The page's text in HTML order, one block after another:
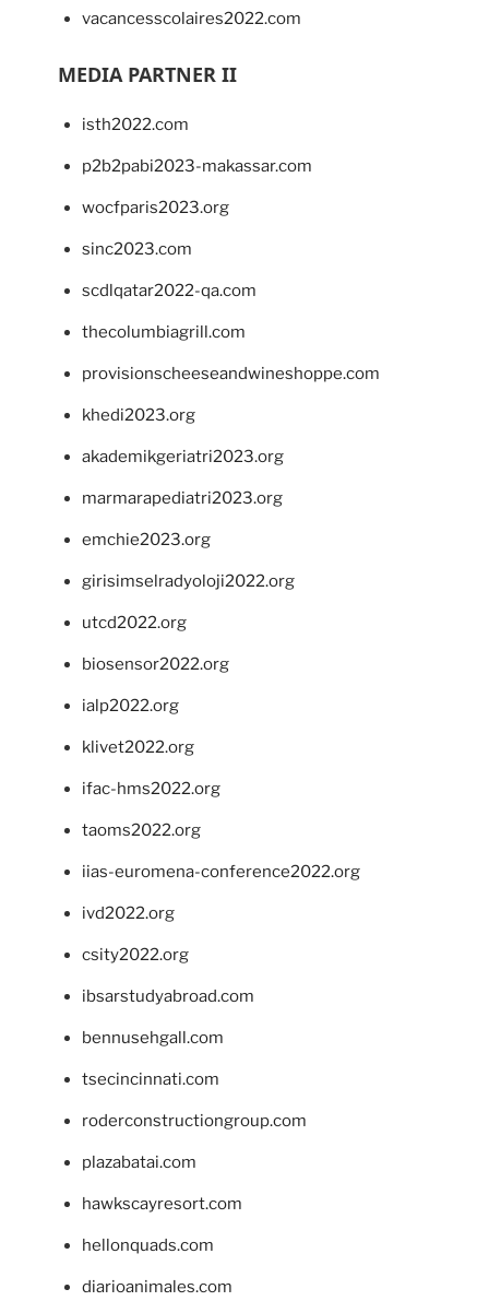
vacancesscolaires2022.com
MEDIA PARTNER II
isth2022.com
p2b2pabi2023-makassar.com
wocfparis2023.org
sinc2023.com
scdlqatar2022-qa.com
thecolumbiagrill.com
provisionscheeseandwineshoppe.com
khedi2023.org
akademikgeriatri2023.org
marmarapediatri2023.org
emchie2023.org
girisimselradyoloji2022.org
utcd2022.org
biosensor2022.org
ialp2022.org
klivet2022.org
ifac-hms2022.org
taoms2022.org
iias-euromena-conference2022.org
ivd2022.org
csity2022.org
ibsarstudyabroad.com
bennusehgall.com
tsecincinnati.com
roderconstructiongroup.com
plazabatai.com
hawkscayresort.com
hellonquads.com
diarioanimales.com